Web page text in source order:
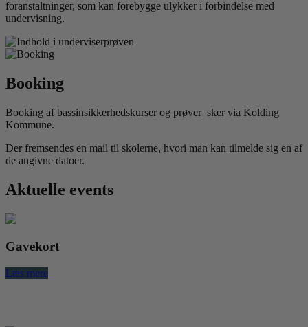
foranstaltninger, som kan forebygge ulykker i forbindelse med
undervisning.
Booking
Booking af bassinsikkerhedskurser og prøver sker via Kolding
Kommune.
Der fremsendes en mail til skolerne, hvori man kan tilmelde sig en af
de angivne datoer.
Aktuelle events
Gavekort
Læs mere